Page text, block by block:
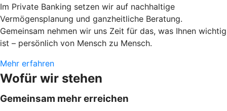
Im Private Banking setzen wir auf nachhaltige
Vermögensplanung und ganzheitliche Beratung.
Gemeinsam nehmen wir uns Zeit für das, was Ihnen wichtig
ist – persönlich von Mensch zu Mensch.
Mehr erfahren
Wofür wir stehen
Gemeinsam mehr erreichen